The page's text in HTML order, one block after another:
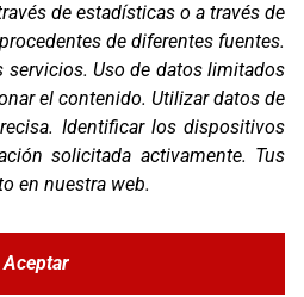
MOUNT PRO
de estadísticas o a través de
de diferentes fuentes.
servicios.Uso de datos limitados
el contenido. Utilizar datos de
. Identificar los dispositivos
solicitada activamente. Tus
en nuestra web.
Aceptar